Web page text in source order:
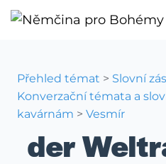
Přehled témat > Slovní
Konverzační témata a
kavárnám > Vesmír
der